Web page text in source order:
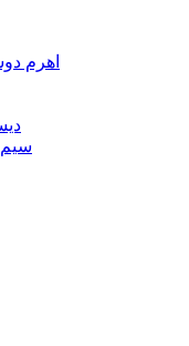
اهرم
سیم